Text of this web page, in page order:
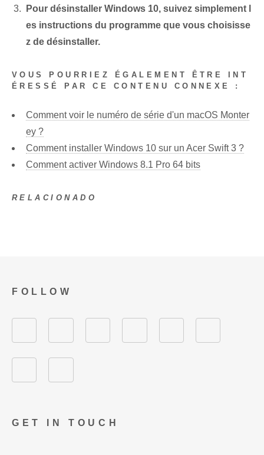
Pour désinstaller Windows 10, suivez simplement l
es instructions du programme que vous choisisse
z de désinstaller.
VOUS POURRIEZ ÉGALEMENT ÊTRE INT
ÉRESSÉ PAR CE CONTENU CONNEXE :
Comment voir le numéro de série d'un macOS Monter
ey ?
Comment installer Windows 10 sur un Acer Swift 3 ?
Comment activer Windows 8.1 Pro 64 bits
RELACIONADO
GET IN TOUCH
FOLLOW